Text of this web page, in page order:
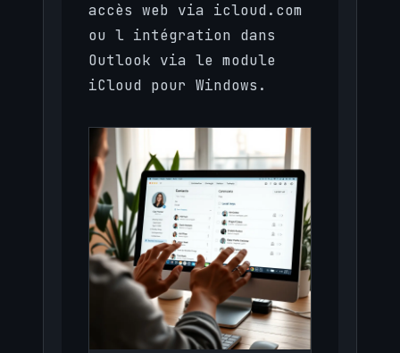
accès web via icloud.com
ou l intégration dans
Outlook via le module
iCloud pour Windows.